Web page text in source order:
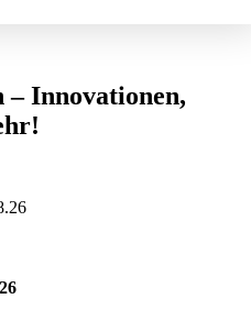
– Innovationen,